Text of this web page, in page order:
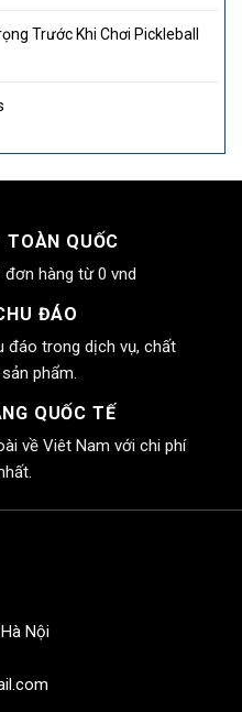
Trước Khi Chơi Pickleball
TOÀN QUỐC
đơn hàng từ 0 vnd
ĐÁO
đáo trong dịch vụ, chất
phẩm.
QUỐC TẾ
về Viêt Nam với chi phí
Nội